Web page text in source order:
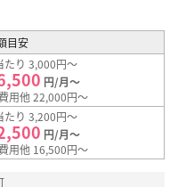
目安
たり 3,000円～
円/月～
用他 22,000円～
たり 3,200円～
円/月～
用他 16,500円～